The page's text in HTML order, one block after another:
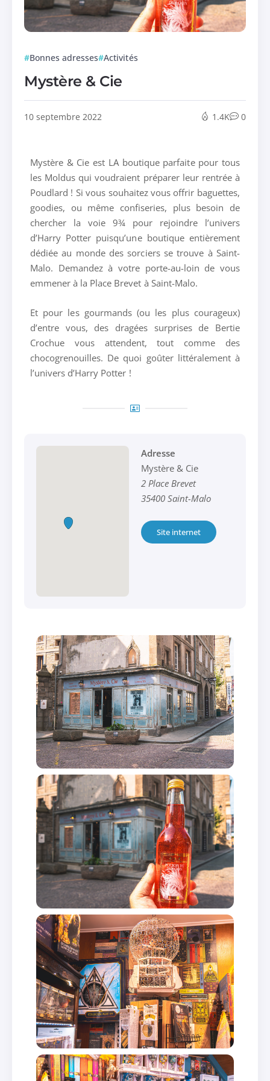
Bonnes adresses Activités
Mystère & Cie
10 septembre 2022 1.4K 0
Mystère & Cie est LA boutique parfaite pour tous
les Moldus qui voudraient préparer leur rentrée à
Poudlard ! Si vous souhaitez vous offrir baguettes,
goodies, ou même confiseries, plus besoin de
chercher la voie 9¾ pour rejoindre l’univers
d’Harry Potter puisqu’une boutique entièrement
dédiée au monde des sorciers se trouve à Saint-
Malo. Demandez à votre porte-au-loin de vous
emmener à la Place Brevet à Saint-Malo.
Et pour les gourmands (ou les plus courageux)
d’entre vous, des dragées surprises de Bertie
Crochue vous attendent, tout comme des
chocogrenouilles. De quoi goûter littéralement à
l’univers d’Harry Potter !
Adresse
Mystère & Cie
2 Place Brevet
35400 Saint-Malo
Site internet